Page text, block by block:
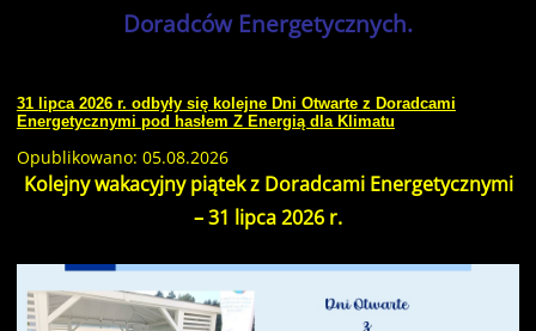
Doradców Energetycznych.
31 lipca 2026 r. odbyły się kolejne Dni Otwarte z Doradcami
Energetycznymi pod hasłem Z Energią dla Klimatu
Opublikowano: 05.08.2026
Kolejny wakacyjny piątek z Doradcami Energetycznymi
– 31 lipca 2026 r.